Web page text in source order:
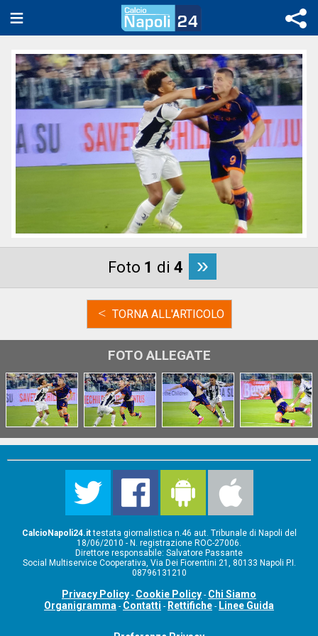
Foto 1 di 4 »
< TORNA ALL'ARTICOLO
FOTO ALLEGATE
CalcioNapoli24.ittestata giornalistica n.46 aut. Tribunale di Napoli del
18/06/2010 - N. registrazione ROC-27006.
Direttore responsabile: Salvatore Passante
Social Multiservice Cooperativa, Via Dei Fiorentini 21, 80133 Napoli P.I.
08796131210
Privacy Policy - Cookie Policy - Chi Siamo
Organigramma - Contatti - Rettifiche - Linee Guida